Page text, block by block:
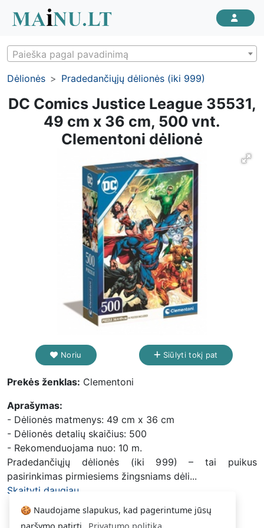
🍪 Naudojame slapukus, kad pagerintume jūsų
naršymo patirtį.
Privatumo politika
Paieška pagal pavadinimą
Dėlionės Pradedančiųjų dėlionės (iki 999)
DC Comics Justice League 35531,
49 cm x 36 cm, 500 vnt.
Clementoni dėlionė
Noriu Siūlyti tokį pat
Prekės ženklas: Clementoni
Aprašymas:
- Dėlionės matmenys: 49 cm x 36 cm
- Dėlionės detalių skaičius: 500
- Rekomenduojama nuo: 10 m.
Pradedančiųjų dėlionės (iki 999) – tai puikus
pasirinkimas pirmiesiems žingsniams dėli...
Skaityti daugiau...